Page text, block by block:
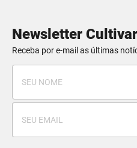
Newsletter Cultivar
Receba por e-mail as últimas